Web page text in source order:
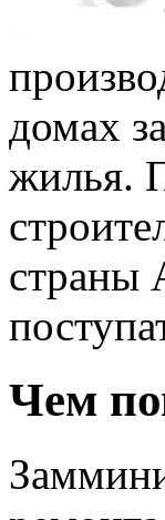
домах
жилья.
страны
Чем